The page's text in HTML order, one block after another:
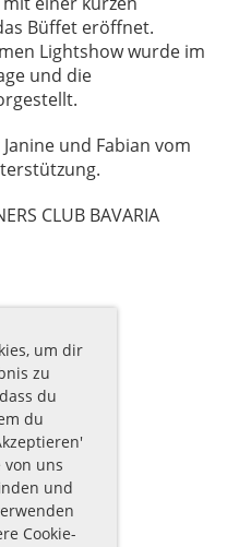
um dir
zu
du
du
uns
und
Cookie-
Büffet eröffnet.
Lightshow wurde im
und die
und Fabian vom
CLUB BAVARIA